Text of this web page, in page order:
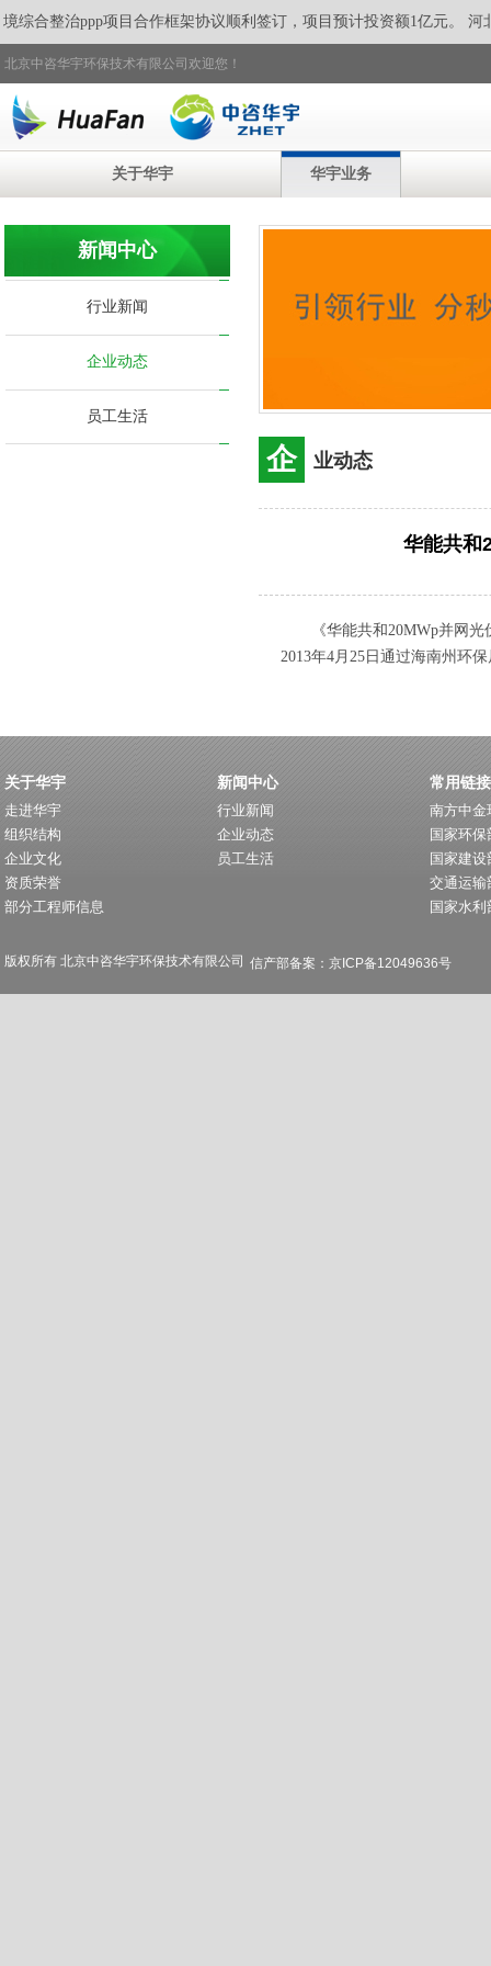
合整治ppp项目合作框架协议顺利签订， 项目预计投资额1亿元。 河
北京中咨华宇环保技术有限公司欢迎您！
关于华宇 华宇业务
新闻中心
行业新闻
企业动态
员工生活
企 业动态
华能共和
《华能共和20MWp并网光伏
2013年4月25日通过海南州环
关于华宇
走进华宇
组织结构
企业文化
资质荣誉
部分工程师信息
新闻中心
行业新闻
企业动态
员工生活
常用链接
南方中金
国家环保
国家建设
交通运输
国家水利
版权所有 北京中咨华宇环保技术有限公司 信产部备案：京ICP备12049636号